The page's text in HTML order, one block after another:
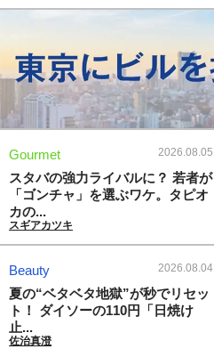
Gourmet 2026.08.05
スタバの強力ライバルに？ 若者が
「ゴンチャ」を選ぶワケ。タピオ
カの...
スギアカツキ
Beauty 2026.08.04
夏の“ベタベタ地獄”が秒でリセッ
ト！ ダイソーの110円「日焼け
止...
佐治真澄